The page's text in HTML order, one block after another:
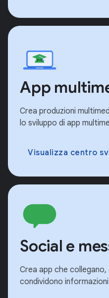
App
Crea produzioni
lo sviluppo di app
Visualizza centro
Social e
Crea app che collegano,
condividono